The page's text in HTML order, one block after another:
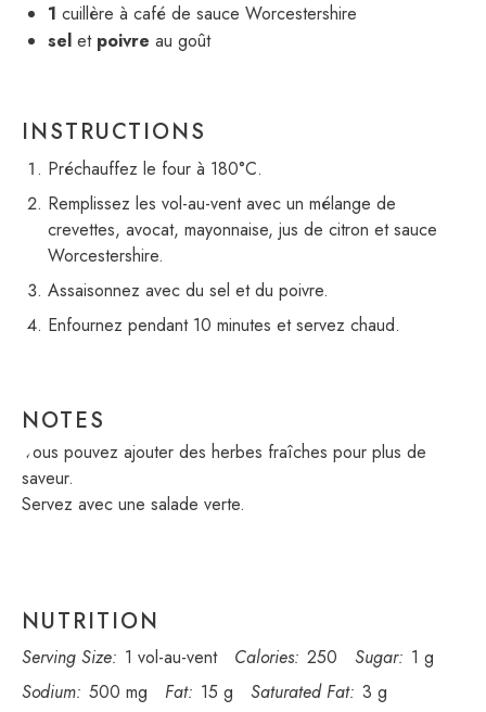
1 cuillère à café de sauce Worcestershire
sel et poivre au goût
INSTRUCTIONS
Préchauffez le four à 180°C.
Remplissez les vol-au-vent avec un mélange de
crevettes, avocat, mayonnaise, jus de citron et sauce
Worcestershire.
Assaisonnez avec du sel et du poivre.
Enfournez pendant 10 minutes et servez chaud.
NOTES
Vous pouvez ajouter des herbes fraîches pour plus de
saveur.
Servez avec une salade verte.
NUTRITION
Serving Size: 1 vol-au-vent Calories: 250 Sugar: 1 g
Sodium: 500 mg Fat: 15 g Saturated Fat: 3 g